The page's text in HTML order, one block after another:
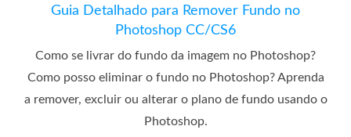
Guia Detalhado para Remover Fundo no
Photoshop CC/CS6
Como se livrar do fundo da imagem no Photoshop?
Como posso eliminar o fundo no Photoshop? Aprenda
a remover, excluir ou alterar o plano de fundo usando o
Photoshop.